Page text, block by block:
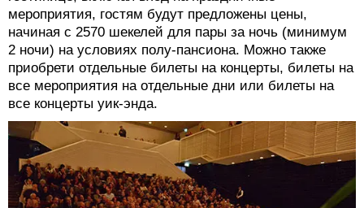
мероприятия, гостям будут предложены цены,
начиная с 2570 шекелей для пары за ночь (минимум
2 ночи) на условиях полу-пансиона. Можно также
приобрети отдельные билеты на концерты, билеты на
все мероприятия на отдельные дни или билеты на
все концерты уик-энда.